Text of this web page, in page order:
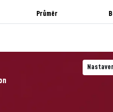
Průměr